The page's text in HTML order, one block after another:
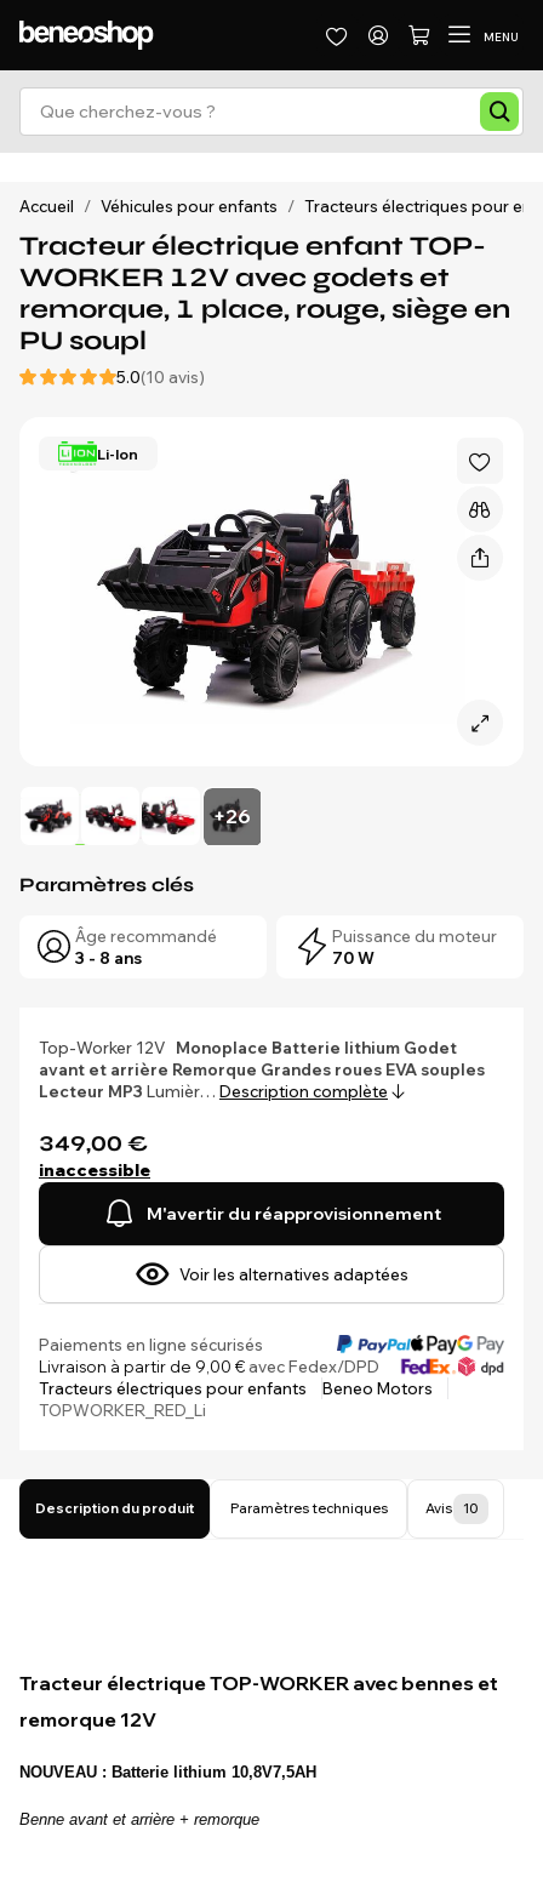
MENU
Accueil / Véhicules pour enfants / Tracteurs électriques pour
Tracteur électrique enfant TOP-
WORKER 12V avec godets et
remorque, 1 place, rouge, siège en
PU soupl
5.0(10 avis)
Li-Ion
+26
Paramètres clés
Âge recommandé
3 - 8 ans
Puissance du moteur
70 W
Top-Worker 12V Monoplace Batterie lithium Godet
avant et arrière Remorque Grandes roues EVA souples
Lecteur MP3 Lumièr… Description complète
349,00 €
inaccessible
M'avertir du réapprovisionnement
Voir les alternatives adaptées
Paiements en ligne sécurisés
Livraison à partir de 9,00 €avec Fedex/DPD
Tracteurs électriques pour enfants
Beneo Motors
TOPWORKER_RED_Li
Description du produit Paramètres techniques Avis 10
Tracteur électrique TOP-WORKER avec bennes et
remorque 12V
NOUVEAU : Batterie lithium 10,8V7,5AH
Benne avant et arrière + remorque